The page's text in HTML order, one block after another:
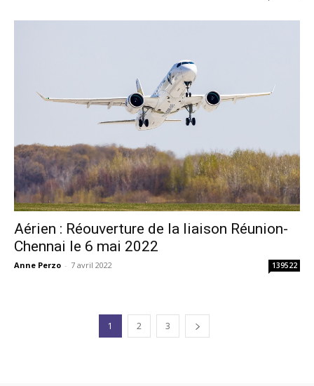
Aérien : Réouverture de la liaison Réunion-
Chennai le 6 mai 2022
Anne Perzo - 7 avril 2022 139522
1 2 3